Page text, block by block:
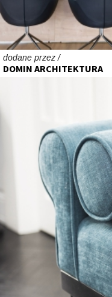
dodane przez /
DOMIN ARCHITEKTURA